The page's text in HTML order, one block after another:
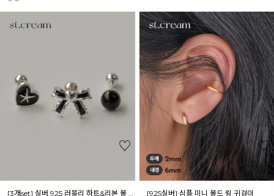
[925실버] 심플 미니 볼드 링 귀걸이